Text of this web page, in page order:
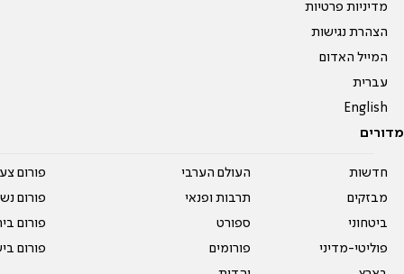
מדיניות פרטיות
הצהרת נגישות
המייל האדום
עברית
English
מדורים
חדשות
מבזקים
ביטחוני
פוליטי-מדיני
העולם הערבי
תרבות ופנאי
ספורט
פורומים
פורום
פורום
פורום
פורום